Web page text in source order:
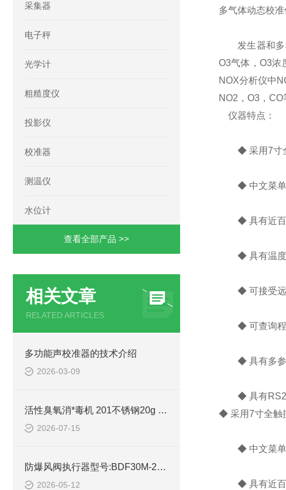
采集器
电子秤
光学计
粗糙度仪
投影仪
校准器
测温仪
水位计
查看全部产品 >>
相关文章
RELATED ARTICLES
多功能声校准器的技术介绍
2026-03-09
活性臭氧消*毒机 201不锈钢20g 型号:TG32-FL-10H-SCYD的技术介绍
2026-07-15
防爆风阀执行器型号:BDF30M-24的简单介绍
2026-05-12
多气体动态校
发生器和多种
O3气体，O3浓
NOX分析仪中
NO2，O3，CO
仪器特点：
◆ 采用7寸全
◆ 中文菜单式
◆ 具有近百个
◆ 具有温度
◆ 可接受远程
◆ 可查询程序
◆ 具有多参
◆ 具有
◆ 采用7寸全触
◆ 中文菜单式
◆ 具有近百个